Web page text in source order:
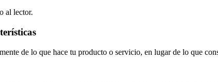
al lector.
de lo que hace tu producto o servicio, en lugar de lo que